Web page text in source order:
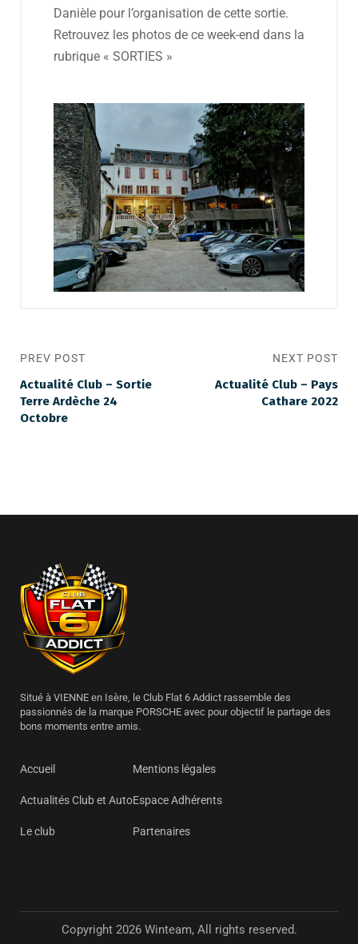
Danièle pour l’organisation de cette sortie.
Retrouvez les photos de ce week-end dans la
rubrique « SORTIES »
PREV POST
Actualité Club – Sortie
Terre Ardèche 24
Octobre
NEXT POST
Actualité Club – Pays
Cathare 2022
Situé à VIENNE en Isère, le Club Flat 6 Addict rassemble des
passionnés de la marque PORSCHE avec pour objectif le partage des
bons moments entre amis.
Accueil
Actualités Club et Auto
Le club
Mentions légales
Espace Adhérents
Partenaires
Copyright 2026 Winteam, All rights reserved.